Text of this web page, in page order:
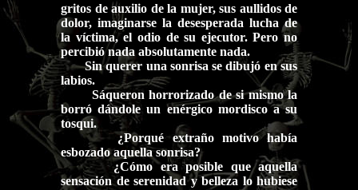
gritos de auxilio de la mujer, sus aullidos de
dolor, imaginarse la desesperada lucha de
la víctima, el odio de su ejecutor. Pero no
percibió nada absolutamente nada.
Sin querer una sonrisa se dibujó en sus
labios.
Sáqueron horrorizado de si mismo la
borró dándole un enérgico mordisco a su
tosqui.
¿Porqué extraño motivo había
esbozado aquella sonrisa?
¿Cómo era posible que aquella
sensación de serenidad y belleza lo hubiese